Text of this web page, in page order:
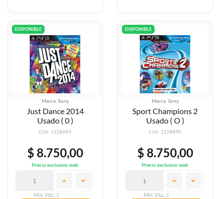
DISPONIBLE
Marca: Sony
Just Dance 2014
Usado ( 0 )
Cód: 1128889
$ 8.750,00
Precio exclusivo web
Min. Vta.: 1
DISPONIBLE
Marca: Sony
Sport Champions 2
Usado ( O )
Cód: 1128890
$ 8.750,00
Precio exclusivo web
Min. Vta.: 1